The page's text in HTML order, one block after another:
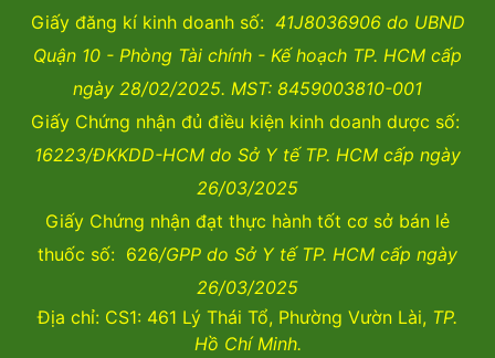
Giấy đăng kí kinh doanh số: 41J8036906 do UBND
Quận 10 - Phòng Tài chính - Kế hoạch TP. HCM cấp
ngày 28/02/2025. MST: 8459003810-001
Giấy Chứng nhận đủ điều kiện kinh doanh dược số:
16223/ĐKKDD-HCM do Sở Y tế TP. HCM cấp ngày
26/03/2025
Giấy Chứng nhận đạt thực hành tốt cơ sở bán lẻ
thuốc số: 626/GPP do Sở Y tế TP. HCM cấp ngày
26/03/2025
Địa chỉ: CS1: 461 Lý Thái Tổ, Phường Vườn Lài, TP.
Hồ Chí Minh.